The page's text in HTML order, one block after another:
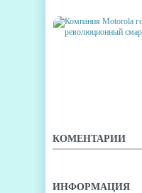
КОМЕНТАРИИ
ИНФОРМАЦИЯ